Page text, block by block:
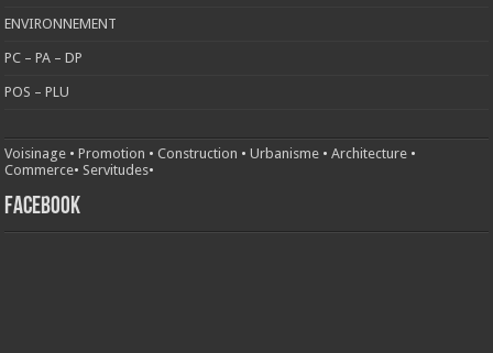
ENVIRONNEMENT
PC – PA – DP
POS – PLU
Voisinage •Promotion •Construction •Urbanisme •Architecture •
Commerce• Servitudes•
FACEBOOK